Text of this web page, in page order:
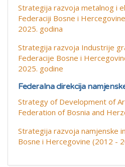
Strategija razvoja metalnog i
Federaciji Bosne i
2025. godina
Strategija razvoja Industrije
Federacije Bosne i
2025. godine
Federalna direkcija
Strategy of Development of
Federation of Bosnia and
Strategija razvoja namjenske
Bosne i Hercegovine (2012 -